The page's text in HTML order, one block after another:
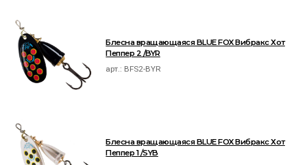
Блесна вращающаяся BLUE FOX Вибракс Хот
Пеппер 2 /BYR
арт.: BFS2-BYR
Блесна вращающаяся BLUE FOX Вибракс Хот
Пеппер 1 /SYB